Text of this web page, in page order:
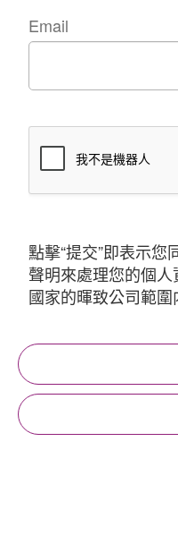
Email
點擊“提交”即表示
聲明來處理您的個
國家的暉致公司範圍